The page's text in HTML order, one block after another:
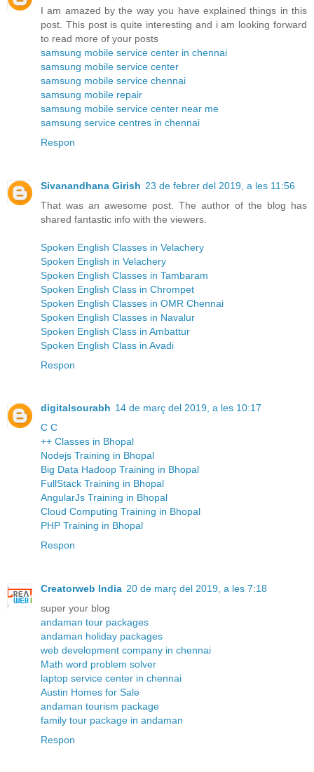
I am amazed by the way you have explained things in this
post. This post is quite interesting and i am looking forward
to read more of your posts
samsung mobile service center in chennai
samsung mobile service center
samsung mobile service chennai
samsung mobile repair
samsung mobile service center near me
samsung service centres in chennai
Respon
Sivanandhana Girish 23 de febrer del 2019, a les 11:56
That was an awesome post. The author of the blog has
shared fantastic info with the viewers.
Spoken English Classes in Velachery
Spoken English in Velachery
Spoken English Classes in Tambaram
Spoken English Class in Chrompet
Spoken English Classes in OMR Chennai
Spoken English Classes in Navalur
Spoken English Class in Ambattur
Spoken English Class in Avadi
Respon
digitalsourabh 14 de març del 2019, a les 10:17
C C
++ Classes in Bhopal
Nodejs Training in Bhopal
Big Data Hadoop Training in Bhopal
FullStack Training in Bhopal
AngularJs Training in Bhopal
Cloud Computing Training in Bhopal
PHP Training in Bhopal
Respon
Creatorweb India 20 de març del 2019, a les 7:18
super your blog
andaman tour packages
andaman holiday packages
web development company in chennai
Math word problem solver
laptop service center in chennai
Austin Homes for Sale
andaman tourism package
family tour package in andaman
Respon